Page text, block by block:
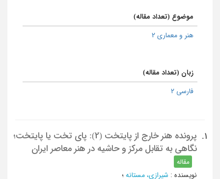
موضوع (تعداد مقاله)
هنر و معماری 2
زبان (تعداد مقاله)
فارسی 2
1.
پرونده هنر خارج از پایتخت (2): پای تخت یا پایتخت؛
نگاهی به تقابل مرکز و حاشیه در هنر معاصر ایران
مقاله
نویسنده : شیرازی، مستانه ؛